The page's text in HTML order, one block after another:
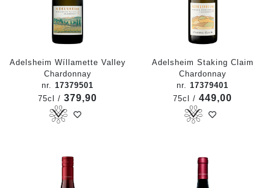
Adelsheim Wíllamette Valley
Chardonnay
nr. 17379501
75cl / 379,90
Adelsheim Staking Claim
Chardonnay
nr. 17379401
75cl / 449,00